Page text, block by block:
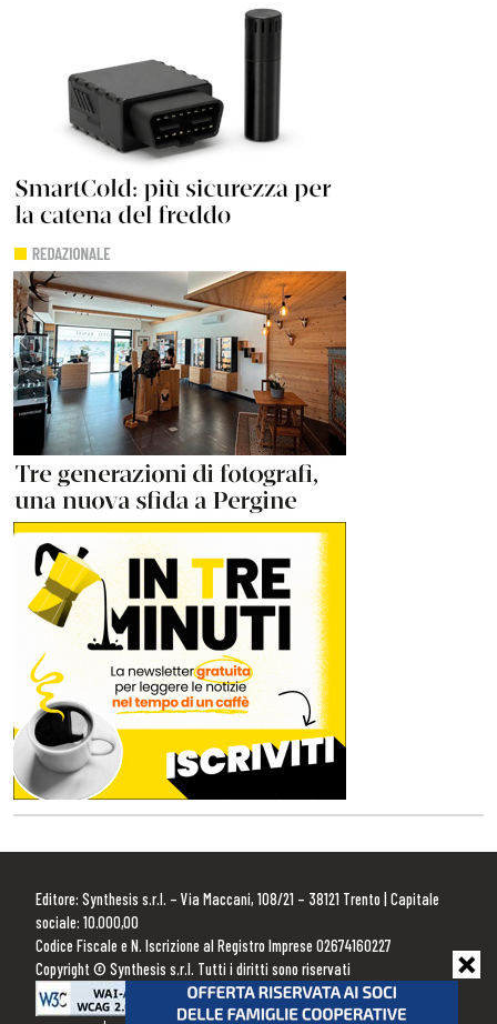
Editore: Synthesis s.r.l. – Via Maccani, 108/21 – 38121 Trento | Capitale
sociale: 10.000,00
Codice Fiscale e N. Iscrizione al Registro Imprese 02674160227
Copyright © Synthesis s.r.l. Tutti i diritti sono riservati